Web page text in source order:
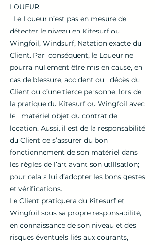
LOUEUR
Le Loueur n’est pas en mesure de
détecter le niveau en Kitesurf ou
Wingfoil, Windsurf, Natation exacte du
Client. Par conséquent, le Loueur ne
pourra nullement être mis en cause, en
cas de blessure, accident ou décès du
Client ou d’une tierce personne, lors de
la pratique du Kitesurf ou Wingfoil avec
le matériel objet du contrat de
location. Aussi, il est de la responsabilité
du Client de s’assurer du bon
fonctionnement de son matériel dans
les règles de l’art avant son utilisation;
pour cela a lui d’adopter les bons gestes
et vérifications.
Le Client pratiquera du Kitesurf et
Wingfoil sous sa propre responsabilité,
en connaissance de son niveau et des
risques éventuels liés aux courants,